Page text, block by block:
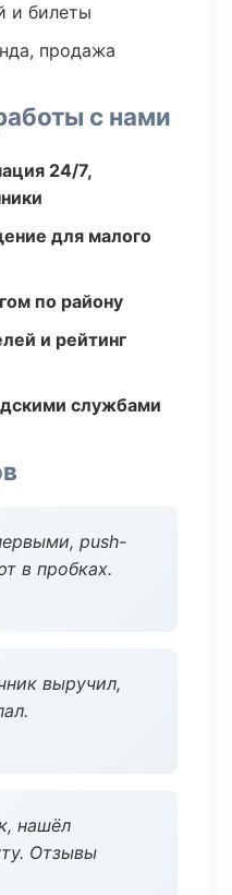
и билеты
продажа
с нами
24/7,
для малого
по району
и рейтинг
службами
push-
в пробках.
выручил,
нашёл
Отзывы